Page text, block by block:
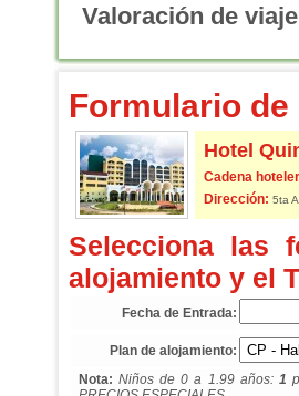
Valoración de
Formulario
Hotel
Cadena
Dirección: 5ta
Selecciona las
alojamiento y el
Fecha de Entrada:
Plan de alojamiento:
Nota: Niños de 0 a 1.99 años: 1